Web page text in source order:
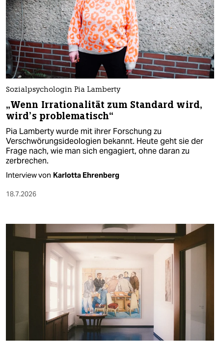
Sozialpsychologin Pia Lamberty
„Wenn Irrationalität zum Standard wird,
wird’s problematisch“
Pia Lamberty wurde mit ihrer Forschung zu
Verschwörungsideologien bekannt. Heute geht sie der
Frage nach, wie man sich engagiert, ohne daran zu
zerbrechen.
Interview von Karlotta Ehrenberg
18.7.2026